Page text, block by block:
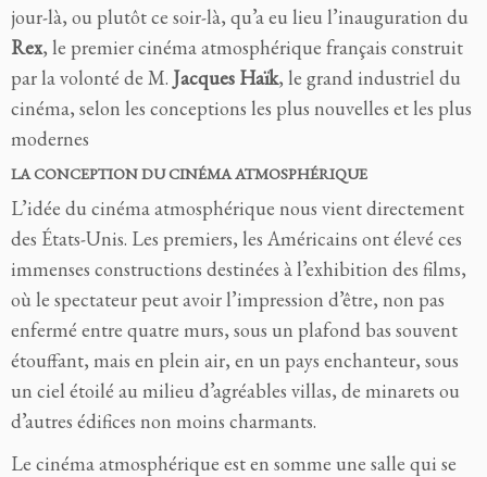
jour-là, ou plutôt ce soir-là, qu’a eu lieu l’inauguration du
Rex, le premier cinéma atmosphérique français construit
par la volonté de M. Jacques Haïk, le grand industriel du
cinéma, selon les conceptions les plus nouvelles et les plus
modernes
LA CONCEPTION DU CINÉMA ATMOSPHÉRIQUE
L’idée du cinéma atmosphérique nous vient directement
des États-Unis. Les premiers, les Américains ont élevé ces
immenses constructions destinées à l’exhibition des films,
où le spectateur peut avoir l’impression d’être, non pas
enfermé entre quatre murs, sous un plafond bas souvent
étouffant, mais en plein air, en un pays enchanteur, sous
un ciel étoilé au milieu d’agréables villas, de minarets ou
d’autres édifices non moins charmants.
Le cinéma atmosphérique est en somme une salle qui se